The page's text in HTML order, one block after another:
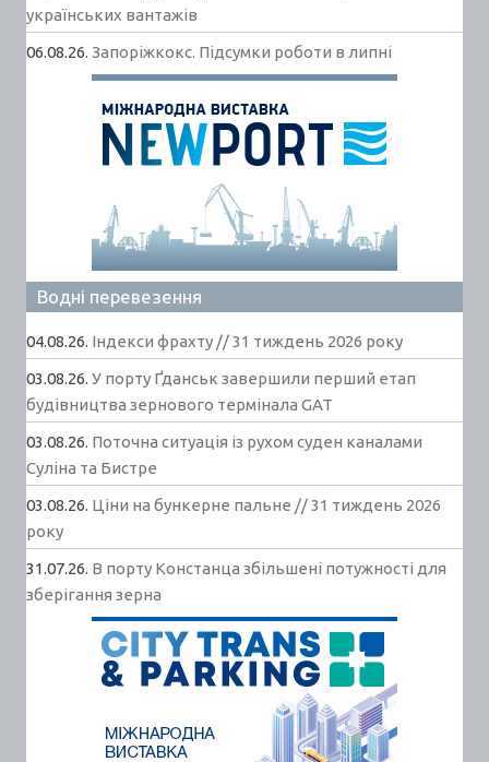
українських вантажів
06.08.26. Запоріжкокс. Підсумки роботи в липні
Водні перевезення
04.08.26. Індекси фрахту // 31 тиждень 2026 року
03.08.26. У порту Ґданськ завершили перший етап
будівництва зернового термінала GAT
03.08.26. Поточна ситуація із рухом суден каналами
Суліна та Бистре
03.08.26. Ціни на бункерне пальне // 31 тиждень 2026
року
31.07.26. В порту Констанца збільшені потужності для
зберігання зерна